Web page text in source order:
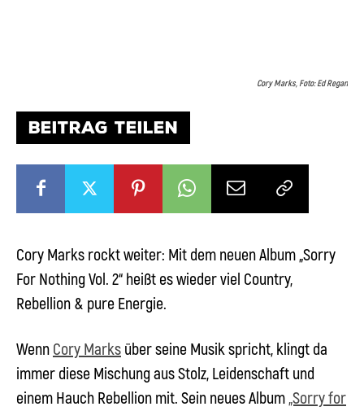
Cory Marks, Foto: Ed Regan
BEITRAG TEILEN
Cory Marks rockt weiter: Mit dem neuen Album „Sorry
For Nothing Vol. 2“ heißt es wieder viel Country,
Rebellion & pure Energie.
Wenn Cory Marks über seine Musik spricht, klingt da
immer diese Mischung aus Stolz, Leidenschaft und
einem Hauch Rebellion mit. Sein neues Album„Sorry for